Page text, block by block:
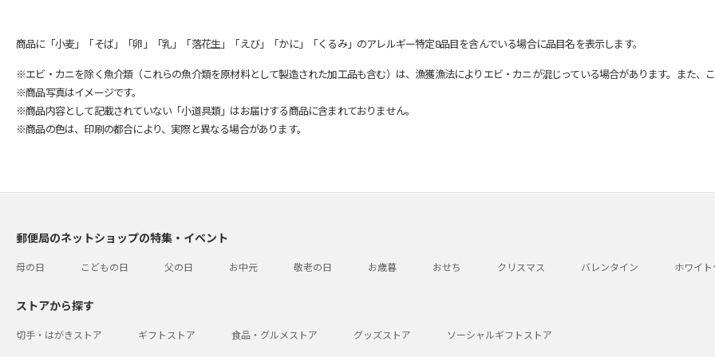
商品に「小麦」「そば」「卵」「乳」「落花生」「えび」「かに」「くるみ」のアレルギー特定8品目を含んでいる場合に品目名を表示します。
※エビ・カニを除く魚介類（これらの魚介類を原材料として製造された加工品も含む）は、漁獲漁法によりエビ・カニが混じっている場合があります。また、
※商品写真はイメージです。
※商品内容として記載されていない「小道具類」はお届けする商品に含まれておりません。
※商品の色は、印刷の都合により、実際と異なる場合があります。
郵便局のネットショップの特集・イベント
母の日 こどもの日 父の日 お中元 敬老の日 お歳暮 おせち クリスマス バレンタイン ホワイ
ストアから探す
切手・はがきストア ギフトストア 食品・グルメストア グッズストア ソーシャルギフトストア